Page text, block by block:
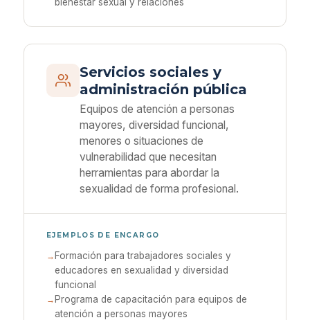
Servicios sociales y
administración pública
Equipos de atención a personas
mayores, diversidad funcional,
menores o situaciones de
vulnerabilidad que necesitan
herramientas para abordar la
sexualidad de forma profesional.
EJEMPLOS DE ENCARGO
Formación para trabajadores sociales y
educadores en sexualidad y diversidad
funcional
Programa de capacitación para equipos de
atención a personas mayores